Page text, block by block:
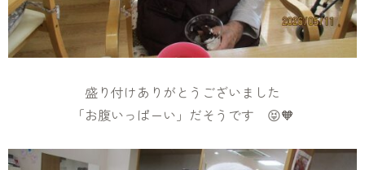
盛り付けありがとうございました
「お腹いっぱーい」だそうです 😝🧡